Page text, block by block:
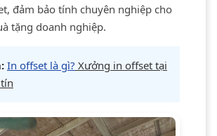
đảm bảo tính chuyên nghiệp cho
tặng doanh nghiệp.
In offset là gì? Xưởng in offset tại